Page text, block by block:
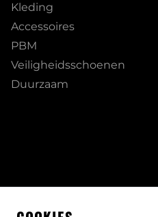
Kleding
Accessoires
PBM
Veiligheidsschoenen
Duurzaam